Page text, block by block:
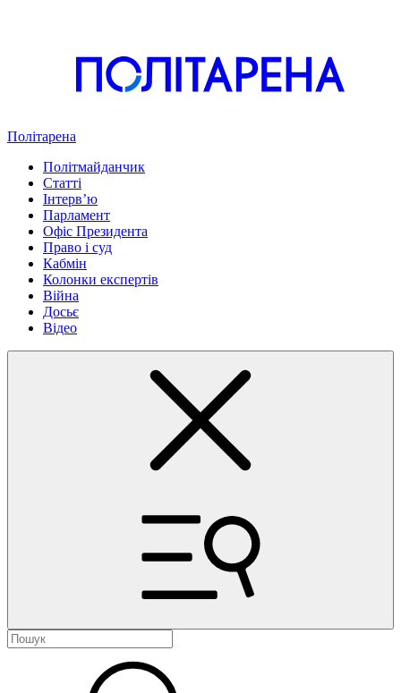
Політарена
Політмайданчик
Статті
Інтервʼю
Парламент
Офіс Президента
Право і суд
Кабмін
Колонки експертів
Війна
Досьє
Відео